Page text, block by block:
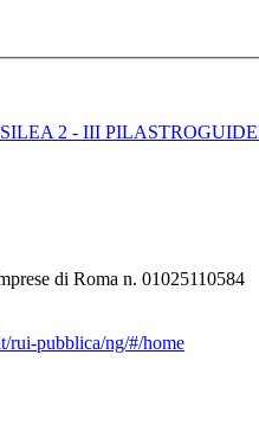
2 - III PILASTROGUIDE
di Roma n. 01025110584
rui-pubblica/ng/#/home